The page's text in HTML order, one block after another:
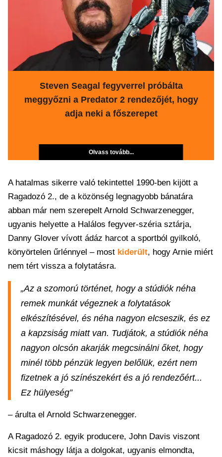
Steven Seagal fegyverrel próbálta
meggyőzni a Predator 2 rendezőjét, hogy
adja neki a főszerepet
Olvass tovább...
A hatalmas sikerre való tekintettel 1990-ben kijött a
Ragadozó 2., de a közönség legnagyobb bánatára
abban már nem szerepelt Arnold Schwarzenegger,
ugyanis helyette a Halálos fegyver-széria sztárja,
Danny Glover vívott ádáz harcot a sportból gyilkoló,
könyörtelen űrlénnyel – most kiderült, hogy Arnie miért
nem tért vissza a folytatásra.
„Az a szomorú történet, hogy a stúdiók néha
remek munkát végeznek a folytatások
elkészítésével, és néha nagyon elcseszik, és ez
a kapzsiság miatt van. Tudjátok, a stúdiók néha
nagyon olcsón akarják megcsinálni őket, hogy
minél több pénzük legyen belőlük, ezért nem
fizetnek a jó színészekért és a jó rendezőért...
Ez hülyeség”
– árulta el Arnold Schwarzenegger.
A Ragadozó 2. egyik producere, John Davis viszont
kicsit máshogy látja a dolgokat, ugyanis elmondta,